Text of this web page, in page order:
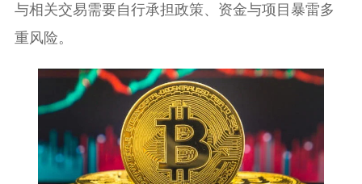
与相关交易需要自行承担政策、资金与项目暴雷多
重风险。